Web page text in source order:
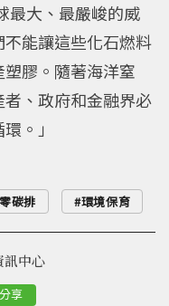
最大、最嚴峻的威
能讓這些化石燃料
膠。隨著海洋窒
、政府和金融界必
。」
碳排 環境保育
分享
訊中心